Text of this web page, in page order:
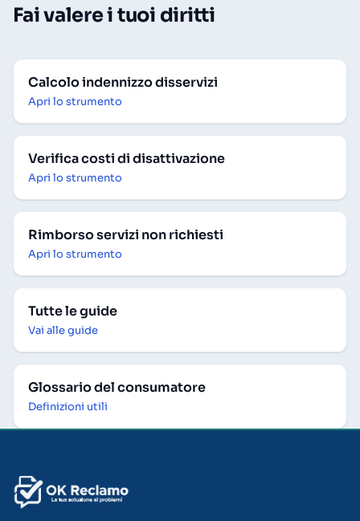
Fai valere i tuoi diritti
Calcolo indennizzo disservizi
Apri lo strumento
Verifica costi di disattivazione
Apri lo strumento
Rimborso servizi non richiesti
Apri lo strumento
Tutte le guide
Vai alle guide
Glossario del consumatore
Definizioni utili